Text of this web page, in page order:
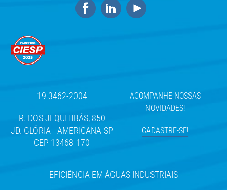
19 3462-2004
R. DOS JEQUITIBÁS, 850
JD. GLÓRIA - AMERICANA-SP
CEP 13468-170
ACOMPANHE NOSSAS
NOVIDADES!
CADASTRE-SE!
EFICIÊNCIA EM ÁGUAS INDUSTRIAIS